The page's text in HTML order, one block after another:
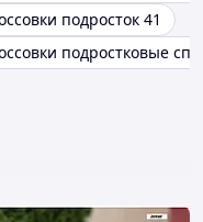
подросток 41
подростковые